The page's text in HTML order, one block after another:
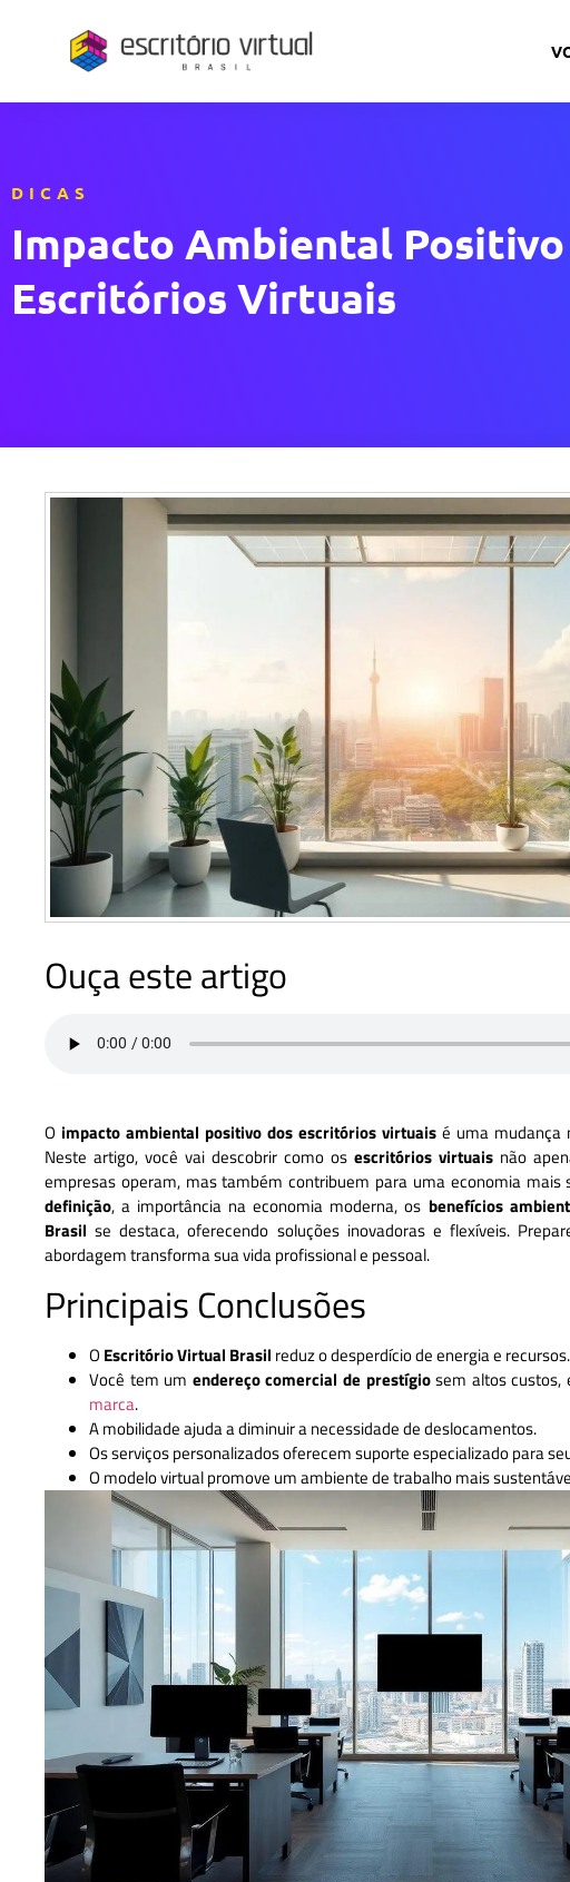
DICAS
Impacto Ambiental
Escritórios Virtuais
Ouça este artigo
O impacto ambiental positivo dos escritórios virtuais é uma mudança
Neste artigo, você vai descobrir como os escritórios virtuais não
empresas operam, mas também contribuem para uma economia mais
definição, a importância na economia moderna, os benefícios
Brasil se destaca, oferecendo soluções inovadoras e flexíveis.
abordagem transforma sua vida profissional e pessoal.
Principais Conclusões
O Escritório Virtual Brasil reduz o desperdício de energia e recursos.
Você tem um endereço comercial de prestígiosem altos custos,
marca.
A mobilidade ajuda a diminuir a necessidade de deslocamentos.
Os serviços personalizados oferecem suporte especializado para
O modelo virtual promove um ambiente de trabalho mais